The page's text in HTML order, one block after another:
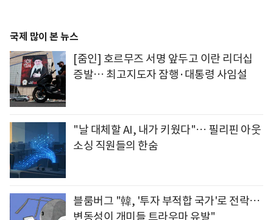
국제 많이 본 뉴스
[줌인] 호르무즈 서명 앞두고 이란 리더십
증발… 최고지도자 잠행·대통령 사임설
"날 대체할 AI, 내가 키웠다"… 필리핀 아웃
소싱 직원들의 한숨
블룸버그 "韓, '투자 부적합 국가'로 전락…
변동성이 개미들 트라우마 유발"